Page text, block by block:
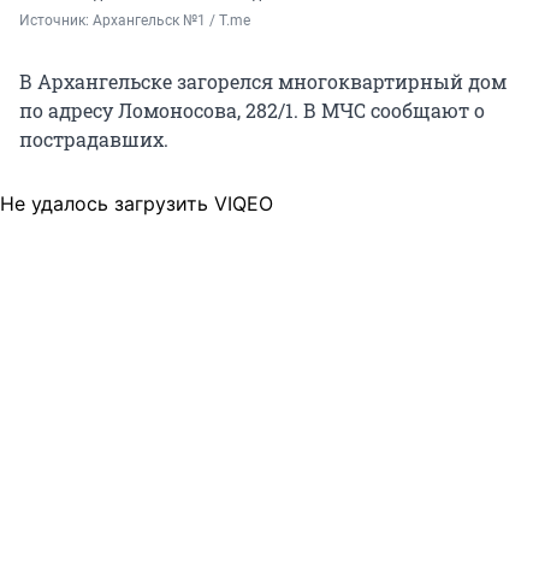
Источник: Архангельск №1 / T.me
В Архангельске загорелся многоквартирный дом
по адресу Ломоносова, 282/1. В МЧС сообщают о
пострадавших.
Не удалось загрузить VIQEO